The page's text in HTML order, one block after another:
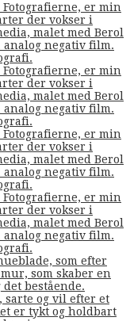
er min
der vokser i
malet med Berol
negativ film.
er min
der vokser i
malet med Berol
negativ film.
er min
der vokser i
malet med Berol
negativ film.
er min
der vokser i
malet med Berol
negativ film.
som efter
som skaber en
bestående.
sarte og vil efter et
er tykt og holdbart